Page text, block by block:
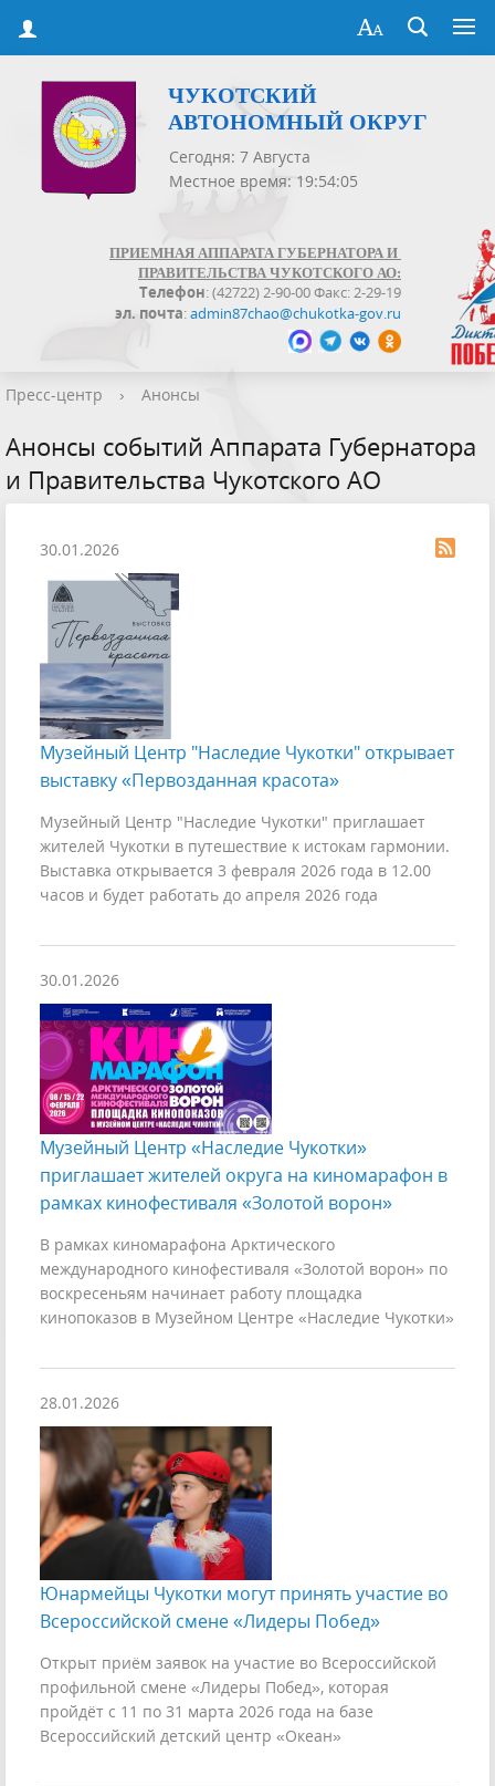
ЧУКОТСКИЙ
АВТОНОМНЫЙ ОКРУГ
Сегодня: 7 Августа
Местное время: 19:54:06
ПРИЕМНАЯ АППАРАТА ГУБЕРНАТОРА И
ПРАВИТЕЛЬСТВА ЧУКОТСКОГО АО:
Телефон: (42722) 2-90-00 Факс: 2-29-19
эл. почта:admin87chao@chukotka-gov.ru
Пресс-центр › Анонсы
Анонсы событий Аппарата Губернатора
и Правительства Чукотского АО
30.01.2026
Музейный Центр "Наследие Чукотки" открывает
выставку «Первозданная красота»
Музейный Центр "Наследие Чукотки" приглашает
жителей Чукотки в путешествие к истокам гармонии.
Выставка открывается 3 февраля 2026 года в 12.00
часов и будет работать до апреля 2026 года
30.01.2026
Музейный Центр «Наследие Чукотки»
приглашает жителей округа на киномарафон в
рамках кинофестиваля «Золотой ворон»
В рамках киномарафона Арктического
международного кинофестиваля «Золотой ворон» по
воскресеньям начинает работу площадка
кинопоказов в Музейном Центре «Наследие Чукотки»
28.01.2026
Юнармейцы Чукотки могут принять участие во
Всероссийской смене «Лидеры Побед»
Открыт приём заявок на участие во Всероссийской
профильной смене «Лидеры Побед», которая
пройдёт с 11 по 31 марта 2026 года на базе
Всероссийский детский центр «Океан»